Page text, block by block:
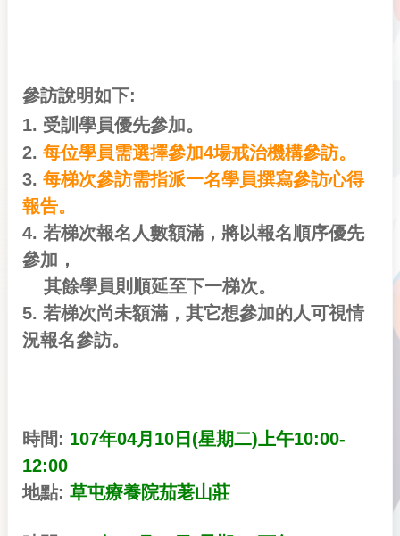
參訪說明如下:
1. 受訓學員優先參加。
2. 每位學員需選擇參加4場戒治機構參訪。
3. 每梯次參訪需指派一名學員撰寫參訪心得
報告。
4. 若梯次報名人數額滿，將以報名順序優先
參加，
其餘學員則順延至下一梯次。
5. 若梯次尚未額滿，其它想參加的人可視情
況報名參訪。
時間: 107年04月10日(星期二)上午10:00-
12:00
地點: 草屯療養院茄荖山莊